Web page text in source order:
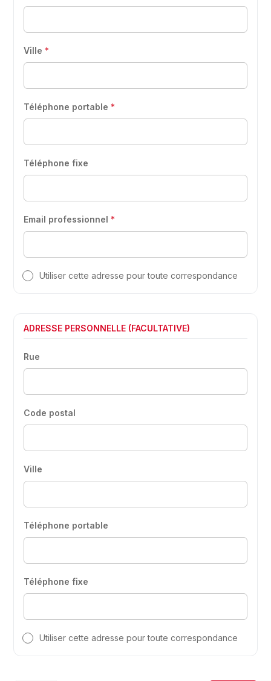
Ville*
Téléphone portable*
Téléphone fixe
Email professionnel*
Utiliser cette adresse pour toute correspondance
ADRESSE PERSONNELLE (FACULTATIVE)
Rue
Code postal
Ville
Téléphone portable
Téléphone fixe
Utiliser cette adresse pour toute correspondance